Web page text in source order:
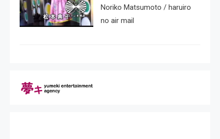
Noriko Matsumoto / haruiro
no air mail